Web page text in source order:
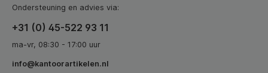
Ondersteuning en advies via:
+31 (0) 45-522 93 11
ma-vr, 08:30 - 17:00 uur
info@kantoorartikelen.nl